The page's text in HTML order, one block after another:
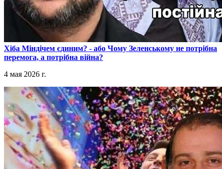
​Хіба Міндічем єдиним? - або Чому Зеленському не потрібна
перемога, а потрібна війна?
4 мая 2026 г.